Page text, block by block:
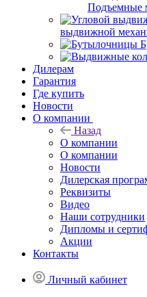
Подъемные
выдвижной
Дилерам
Гарантия
Где купить
Новости
О компании
Назад
О компании
О компании
Новости
Дилерская
Реквизиты
Видео
Наши сотрудники
Дипломы и
Акции
Контакты
Личный кабинет